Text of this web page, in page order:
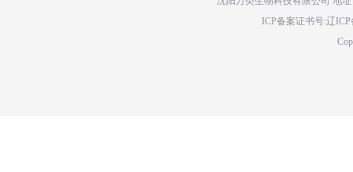
ICP备案证书号:辽